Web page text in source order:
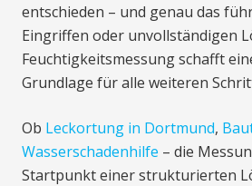
entschieden – und genau das
Eingriffen oder unvollständigen
Feuchtigkeitsmessung schafft
Grundlage für alle weiteren
Ob Leckortung in Dortmund,
Wasserschadenhilfe – die
Startpunkt einer strukturierten